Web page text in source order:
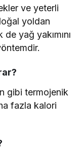
ve yeterli
yoldan
yağ yakımını
gibi termojenik
fazla kalori